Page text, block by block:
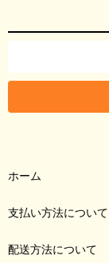
ホーム
支払い方法について
配送方法について